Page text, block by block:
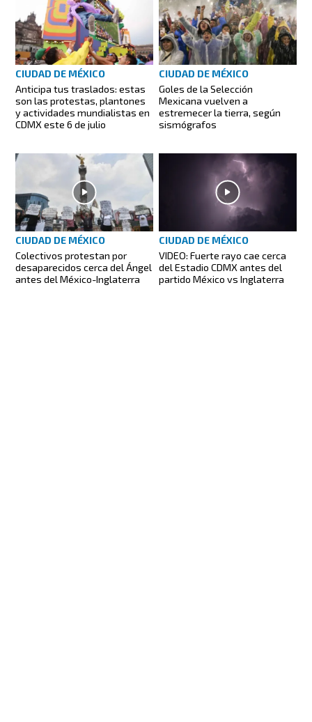
CIUDAD DE MÉXICO
Anticipa tus traslados: estas
son las protestas, plantones
y actividades mundialistas en
CDMX este 6 de julio
CIUDAD DE MÉXICO
Goles de la Selección
Mexicana vuelven a
estremecer la tierra, según
sismógrafos
CIUDAD DE MÉXICO
Colectivos protestan por
desaparecidos cerca del Ángel
antes del México-Inglaterra
CIUDAD DE MÉXICO
VIDEO: Fuerte rayo cae cerca
del Estadio CDMX antes del
partido México vs Inglaterra